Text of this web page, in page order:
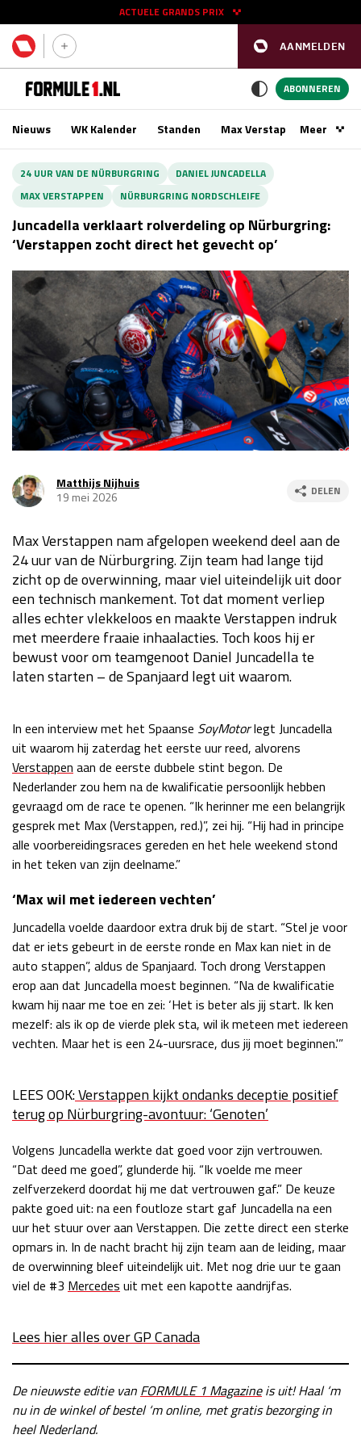
AANMELDEN
ACTUELE GRANDS PRIX
11 - 13 sep
Race
zo 15:00 - 17:00
GP AZERBEIDZJAN 2026 24 - 26 sep
Kwalificatie
vr 14:00 - 15:00
Race
za 13:00 - 15:00
GP SINGAPORE 2026 09 - 11 okt
Kwalificatie
za 15:00 - 16:00
Race
zo 14:00 - 16:00
GP VERENIGDE STATEN 2026 23 - 25 okt
Race
zo 21:00 - 23:00
GP MEXICO 2026 30 okt - 01 nov
Kwalificatie
za 22:00 - 23:00
Race
zo 21:00 - 23:00
GP SÃO PAULO 2026 06 - 08 nov
Kwalificatie
za 19:00 - 20:00
Race
zo 18:00 - 20:00
Kwalificatie
za 05:00 - 06:00
Race
zo 05:00 - 07:00
GP QATAR 2026
Kwalificatie
za 19:00 - 20:00
Race
zo 17:00 - 19:00
GP ABU DHABI 2026 04 - 06 dec
Kwalificatie
za 15:00 - 16:00
Race
ABONNEREN
Nieuws WK Kalender Standen Max VerstappenMeer
24 UUR VAN DE NÜRBURGRING
DANIEL JUNCADELLA
MAX VERSTAPPEN
NÜRBURGRING NORDSCHLEIFE
Juncadella verklaart rolverdeling op Nürburgring:
‘Verstappen zocht direct het gevecht op’
Matthijs Nijhuis
19 mei 2026
DELEN
Max Verstappen nam afgelopen weekend deel aan de
24 uur van de Nürburgring. Zijn team had lange tijd
zicht op de overwinning, maar viel uiteindelijk uit door
een technisch mankement. Tot dat moment verliep
alles echter vlekkeloos en maakte Verstappen indruk
met meerdere fraaie inhaalacties. Toch koos hij er
bewust voor om teamgenoot Daniel Juncadella te
laten starten – de Spanjaard legt uit waarom.
In een interview met het Spaanse SoyMotorlegt Juncadella
uit waarom hij zaterdag het eerste uur reed, alvorens
Verstappen aan de eerste dubbele stint begon. De
Nederlander zou hem na de kwalificatie persoonlijk hebben
gevraagd om de race te openen. “Ik herinner me een belangrijk
gesprek met Max (Verstappen, red.)”, zei hij. “Hij had in principe
alle voorbereidingsraces gereden en het hele weekend stond
in het teken van zijn deelname.”
‘Max wil met iedereen vechten’
Juncadella voelde daardoor extra druk bij de start. “Stel je voor
dat er iets gebeurt in de eerste ronde en Max kan niet in de
auto stappen”, aldus de Spanjaard. Toch drong Verstappen
erop aan dat Juncadella moest beginnen. “Na de kwalificatie
kwam hij naar me toe en zei: ‘Het is beter als jij start. Ik ken
mezelf: als ik op de vierde plek sta, wil ik meteen met iedereen
vechten. Maar het is een 24-uursrace, dus jij moet beginnen.'”
LEES OOK:Verstappen kijkt ondanks deceptie positief
terug op Nürburgring-avontuur: ‘Genoten’
Volgens Juncadella werkte dat goed voor zijn vertrouwen.
“Dat deed me goed”, glunderde hij. “Ik voelde me meer
zelfverzekerd doordat hij me dat vertrouwen gaf.” De keuze
pakte goed uit: na een foutloze start gaf Juncadella na een
uur het stuur over aan Verstappen. Die zette direct een sterke
opmars in. In de nacht bracht hij zijn team aan de leiding, maar
de overwinning bleef uiteindelijk uit. Met nog drie uur te gaan
viel de #3 Mercedes uit met een kapotte aandrijfas.
Lees hier alles over GP Canada
De nieuwste editie van FORMULE 1 Magazineis uit! Haal ‘m
nu in de winkel of bestel ‘m online, met gratis bezorging in
heel Nederland.